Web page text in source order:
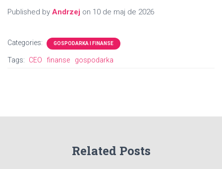
Published by Andrzej on 10 de maj de 2026
Categories: GOSPODARKA I FINANSE
Tags: CEO finanse gospodarka
Related Posts